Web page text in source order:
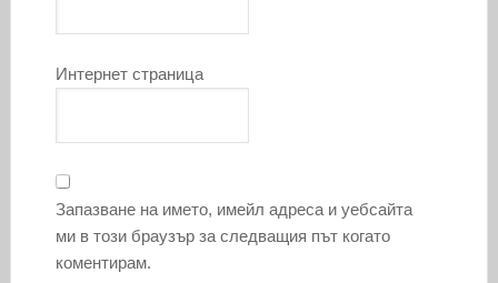
Интернет страница
Запазване на името, имейл адреса и уебсайта
ми в този браузър за следващия път когато
коментирам.